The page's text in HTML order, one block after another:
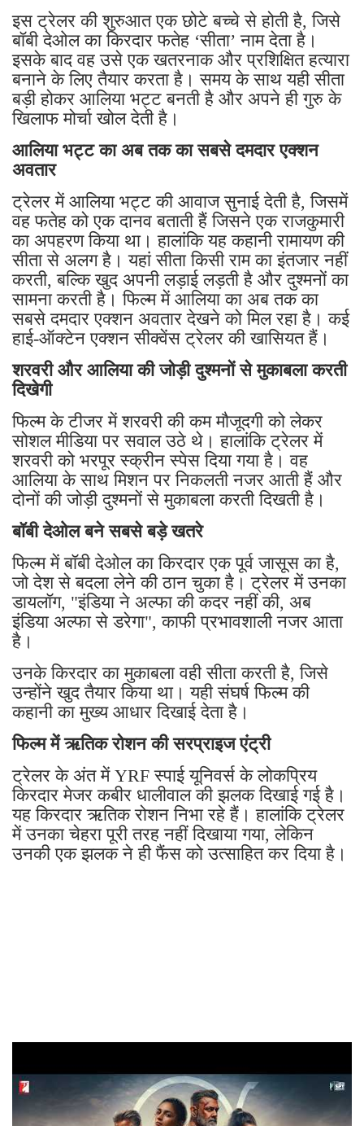
इस ट्रेलर की शुरुआत एक छोटे बच्चे से होती है, जिसे
बॉबी देओल का किरदार फतेह ‘सीता’ नाम देता है।
इसके बाद वह उसे एक खतरनाक और प्रशिक्षित हत्यारा
बनाने के लिए तैयार करता है। समय के साथ यही सीता
बड़ी होकर आलिया भट्ट बनती है और अपने ही गुरु के
खिलाफ मोर्चा खोल देती है।
आलिया भट्ट का अब तक का सबसे दमदार एक्शन
अवतार
ट्रेलर में आलिया भट्ट की आवाज सुनाई देती है, जिसमें
वह फतेह को एक दानव बताती हैं जिसने एक राजकुमारी
का अपहरण किया था। हालांकि यह कहानी रामायण की
सीता से अलग है। यहां सीता किसी राम का इंतजार नहीं
करती, बल्कि खुद अपनी लड़ाई लड़ती है और दुश्मनों का
सामना करती है। फिल्म में आलिया का अब तक का
सबसे दमदार एक्शन अवतार देखने को मिल रहा है। कई
हाई-ऑक्टेन एक्शन सीक्वेंस ट्रेलर की खासियत हैं।
शरवरी और आलिया की जोड़ी दुश्मनों से मुकाबला करती
दिखेगी
फिल्म के टीजर में शरवरी की कम मौजूदगी को लेकर
सोशल मीडिया पर सवाल उठे थे। हालांकि ट्रेलर में
शरवरी को भरपूर स्क्रीन स्पेस दिया गया है। वह
आलिया के साथ मिशन पर निकलती नजर आती हैं और
दोनों की जोड़ी दुश्मनों से मुकाबला करती दिखती है।
बॉबी देओल बने सबसे बड़े खतरे
फिल्म में बॉबी देओल का किरदार एक पूर्व जासूस का है,
जो देश से बदला लेने की ठान चुका है। ट्रेलर में उनका
डायलॉग, "इंडिया ने अल्फा की कदर नहीं की, अब
इंडिया अल्फा से डरेगा", काफी प्रभावशाली नजर आता
है।
उनके किरदार का मुकाबला वही सीता करती है, जिसे
उन्होंने खुद तैयार किया था। यही संघर्ष फिल्म की
कहानी का मुख्य आधार दिखाई देता है।
फिल्म में ऋतिक रोशन की सरप्राइज एंट्री
ट्रेलर के अंत में YRF स्पाई यूनिवर्स के लोकप्रिय
किरदार मेजर कबीर धालीवाल की झलक दिखाई गई है।
यह किरदार ऋतिक रोशन निभा रहे हैं। हालांकि ट्रेलर
में उनका चेहरा पूरी तरह नहीं दिखाया गया, लेकिन
उनकी एक झलक ने ही फैंस को उत्साहित कर दिया है।